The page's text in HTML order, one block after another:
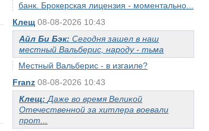
банк. Брокерская лицензия - моментально...
Клещ 08-08-2026 10:43
Айл Би Бэк: Сегодня зашел в наш
местный Вальберис, народу - тьма
Местный Вальберис - в изгаиле?
Franz 08-08-2026 10:43
Клещ: Даже во время Великой
Отечественной за хитлера воевали
прот...